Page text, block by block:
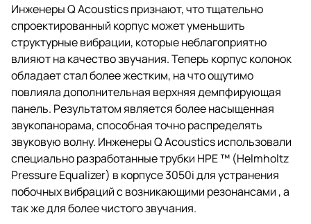
Инженеры Q Acoustics признают, что тщательно
спроектированный корпус может уменьшить
структурные вибрации, которые неблагоприятно
влияют на качество звучания. Теперь корпус колонок
обладает стал более жестким, на что ощутимо
повлияла дополнительная верхняя демпфирующая
панель. Результатом является более насыщенная
звукопанорама, способная точно распределять
звуковую волну. Инженеры Q Acoustics использовали
специально разработанные трубки HPE ™ (Helmholtz
Pressure Equalizer) в корпусе 3050i для устранения
побочных вибраций с возникающими резонансами , а
так же для более чистого звучания.